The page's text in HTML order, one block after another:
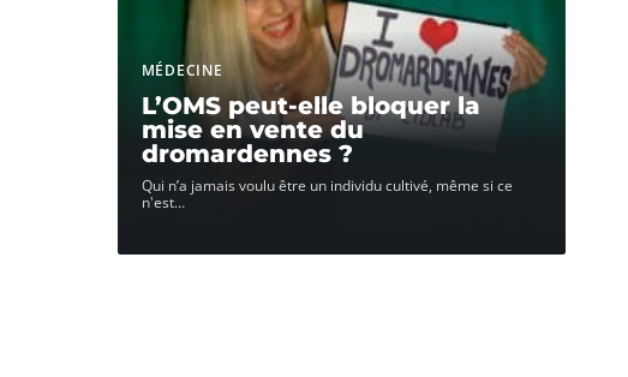
MÉDECINE
L’OMS peut-elle bloquer la
mise en vente du
dromardennes ?
Qui n’a jamais voulu être un individu cultivé, même si ce
n'est…